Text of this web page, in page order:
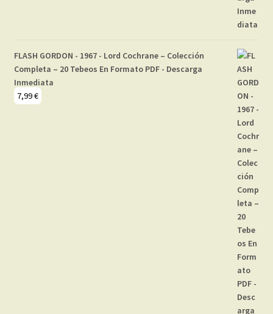
FLASH GORDON - 1967 - Lord Cochrane – Colección
Completa – 20 Tebeos En Formato PDF - Descarga
Inmediata
7,99€